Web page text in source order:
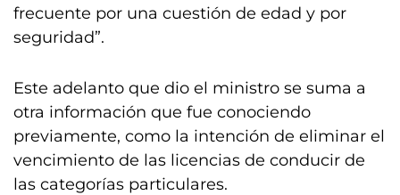
frecuente por una cuestión de edad y por
seguridad”.
Este adelanto que dio el ministro se suma a
otra información que fue conociendo
previamente, como la intención de eliminar el
vencimiento de las licencias de conducir de
las categorías particulares.